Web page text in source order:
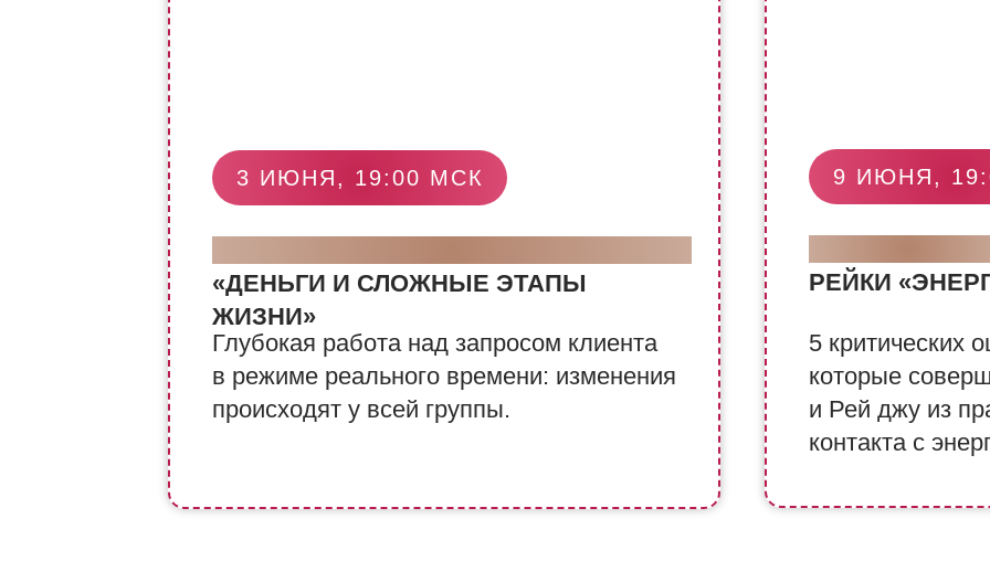
3 ИЮНЯ, 19:00 МСК
Глубокая работа над запросом клиента
в режиме реального времени: изменения
происходят у всей группы.
«ДЕНЬГИ И СЛОЖНЫЕ ЭТАПЫ
ЖИЗНИ»
9 ИЮНЯ,
5 критических
которые
и Рей джу из
контакта с
РЕЙКИ